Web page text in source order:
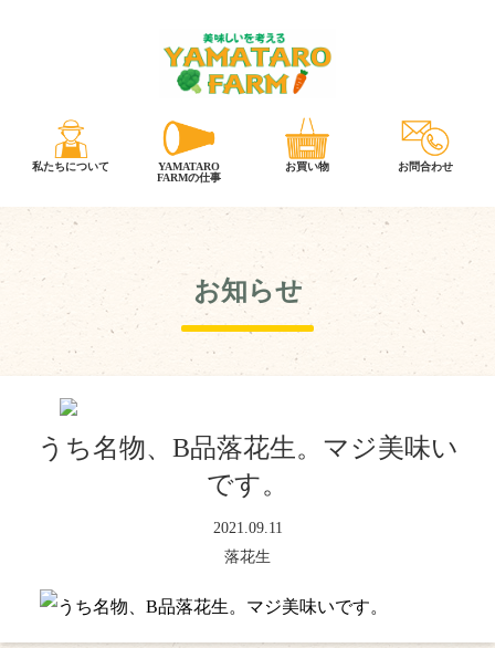
お知らせ
うち名物、B品落花生。マジ美味い
です。
2021.09.11
落花生